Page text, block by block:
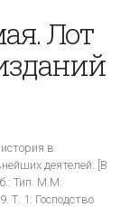
Лот
в
деятелей. [В
Тип. М.М.
Т. 1: Господство